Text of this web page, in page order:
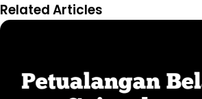
Related Articles